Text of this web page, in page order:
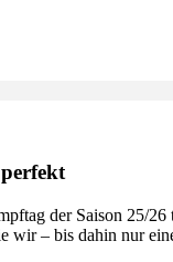
der Saison
– bis dahin nur